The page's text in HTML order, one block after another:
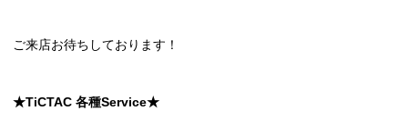
ご来店お待ちしております！
★TiCTAC 各種Service★